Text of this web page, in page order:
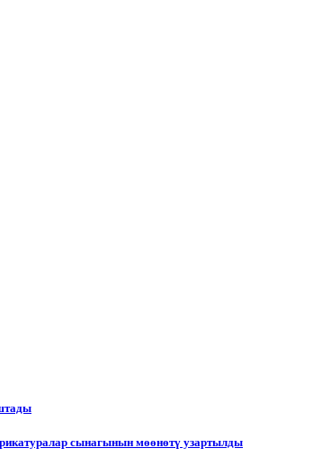
сынагынын мөөнөтү узартылды